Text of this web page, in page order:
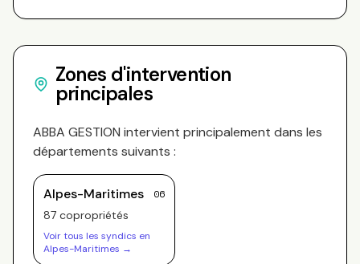
Zones d'intervention
principales
ABBA GESTION intervient principalement dans les
départements suivants :
Alpes-Maritimes 06
87 copropriétés
Voir tous les syndics en
Alpes-Maritimes →